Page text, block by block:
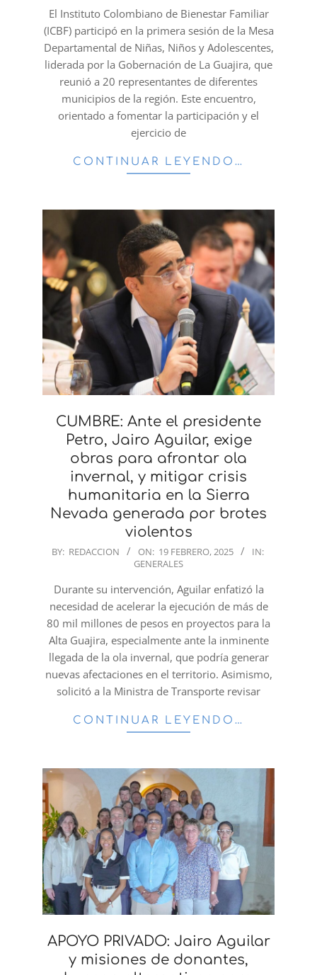
20
El Instituto Colombiano de Bienestar Familiar
(ICBF) participó en la primera sesión de la Mesa
Departamental de Niñas, Niños y Adolescentes,
liderada por la Gobernación de La Guajira, que
reunió a 20 representantes de diferentes
municipios de la región. Este encuentro,
orientado a fomentar la participación y el
ejercicio de
CONTINUAR LEYENDO…
CUMBRE: Ante el presidente
Petro, Jairo Aguilar, exige
obras para afrontar ola
invernal, y mitigar crisis
humanitaria en la Sierra
Nevada generada por brotes
violentos
2025-
BY: REDACCION ON: 19 FEBRERO, 2025
IN:
GENERALES
Durante su intervención, Aguilar enfatizó la
necesidad de acelerar la ejecución de más de
80 mil millones de pesos en proyectos para la
Alta Guajira, especialmente ante la inminente
llegada de la ola invernal, que podría generar
nuevas afectaciones en el territorio. Asimismo,
solicitó a la Ministra de Transporte revisar
CONTINUAR LEYENDO…
APOYO PRIVADO: Jairo Aguilar
y misiones de donantes,